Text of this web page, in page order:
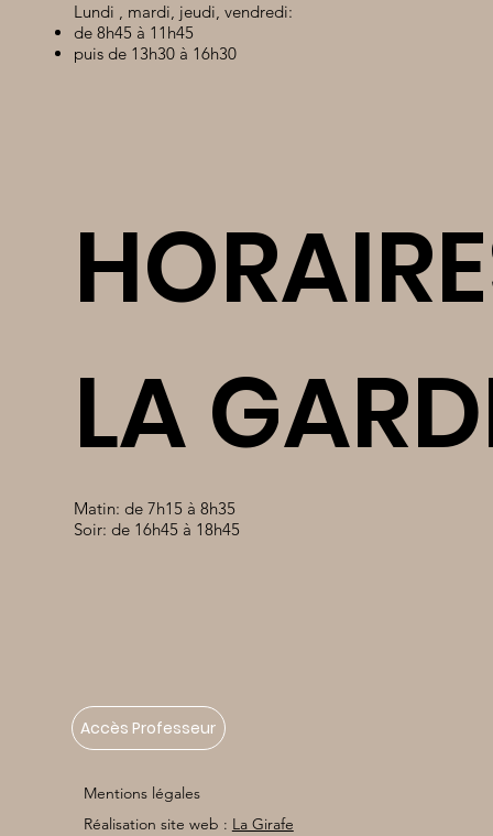
Lundi , mardi, jeudi, vendredi:
de 8h45 à 11h45
puis de 13h30 à 16h30
LA
Matin: de 7h15 à 8h35
Soir: de 16h45 à 18h45
Accès Professeur
Mentions légales
Réalisation site web : La Girafe